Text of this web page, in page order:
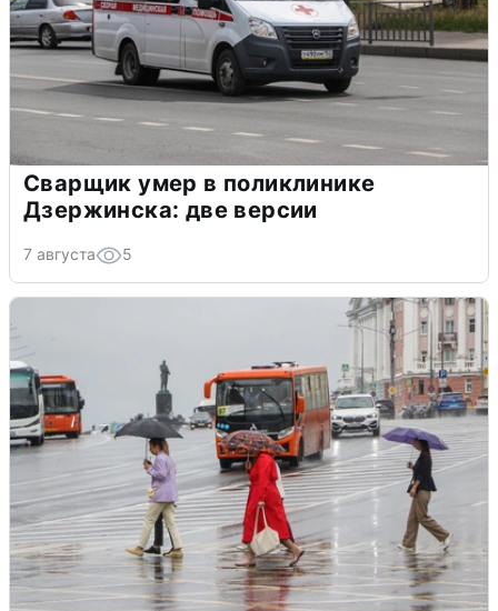
Сварщик умер в поликлинике
Дзержинска: две версии
7 августа 5